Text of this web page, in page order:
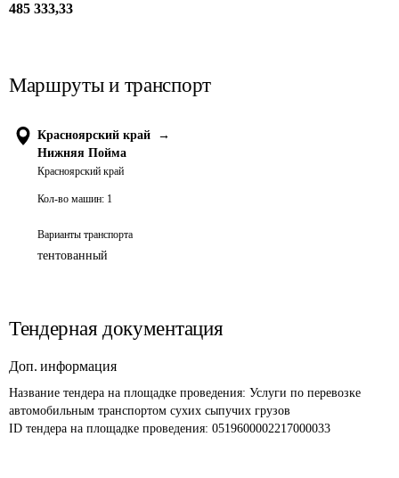
485 333,33
Маршруты и транспорт
Красноярский край
→
Нижняя Пойма
Красноярский край
Кол-во машин: 1
Варианты транспорта
тентованный
Тендерная документация
Доп. информация
Название тендера на площадке проведения: Услуги по перевозке
автомобильным транспортом сухих сыпучих грузов
ID тендера на площадке проведения: 0519600002217000033